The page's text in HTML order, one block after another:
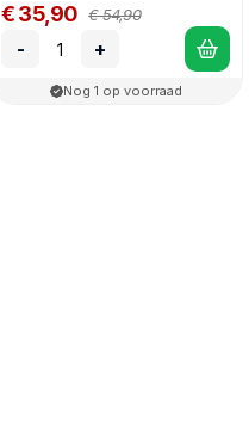
€ 35,90 € 54,90
- +
Nog 1 op voorraad